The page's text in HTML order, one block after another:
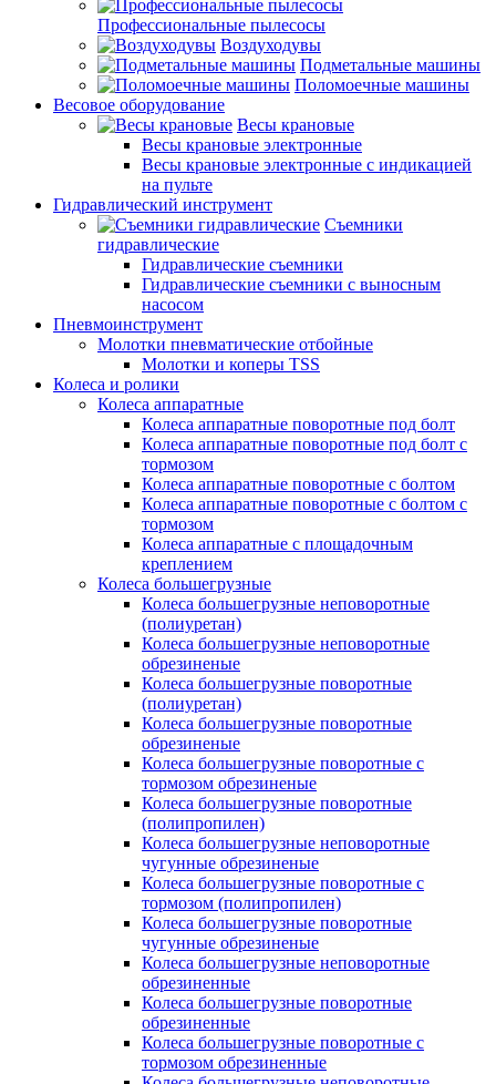
Профессиональные пылесосы
Воздуходувы
Подметальные машины
Поломоечные машины
Весовое оборудование
Весы крановые
Весы крановые электронные
Весы крановые электронные с индикацией
на пульте
Гидравлический инструмент
Съемники
гидравлические
Гидравлические съемники
Гидравлические cъемники с выносным
насосом
Пневмоинструмент
Молотки пневматические отбойные
Молотки и коперы TSS
Колеса и ролики
Колеса аппаратные
Колеса аппаратные поворотные под болт
Колеса аппаратные поворотные под болт с
тормозом
Колеса аппаратные поворотные с болтом
Колеса аппаратные поворотные с болтом с
тормозом
Колеса аппаратные с площадочным
креплением
Колеса большегрузные
Колеса большегрузные неповоротные
(полиуретан)
Колеса большегрузные неповоротные
обрезиненые
Колеса большегрузные поворотные
(полиуретан)
Колеса большегрузные поворотные
обрезиненые
Колеса большегрузные поворотные с
тормозом обрезиненые
Колеса большегрузные поворотные
(полипропилен)
Колеса большегрузные неповоротные
чугунные обрезиненые
Колеса большегрузные поворотные с
тормозом (полипропилен)
Колеса большегрузные поворотные
чугунные обрезиненые
Колеса большегрузные неповоротные
обрезиненные
Колеса большегрузные поворотные
обрезиненные
Колеса большегрузные поворотные с
тормозом обрезиненные